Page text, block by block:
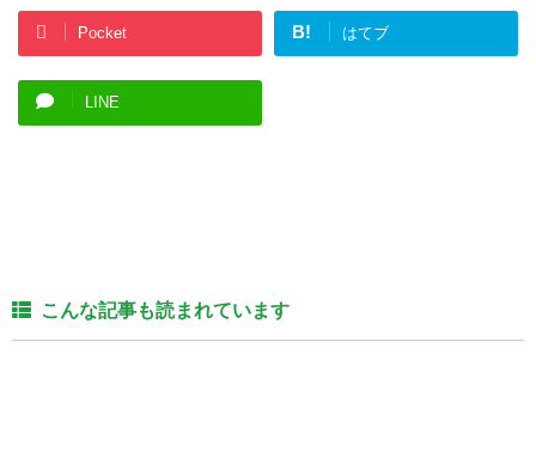
Pocket B! はてブ
LINE
こんな記事も読まれています